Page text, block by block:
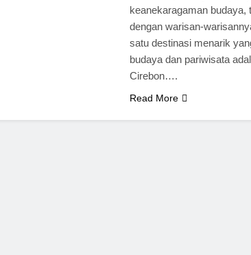
keanekaragaman budaya,
dengan warisan-
satu destinasi menarik
budaya dan pariwisata
Cirebon….
Read More